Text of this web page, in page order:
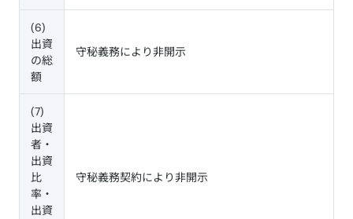
(6)
出資
の総
額
守秘義務により非開示
(7)
出資
者・
出資
比
率・
出資
守秘義務契約により非開示